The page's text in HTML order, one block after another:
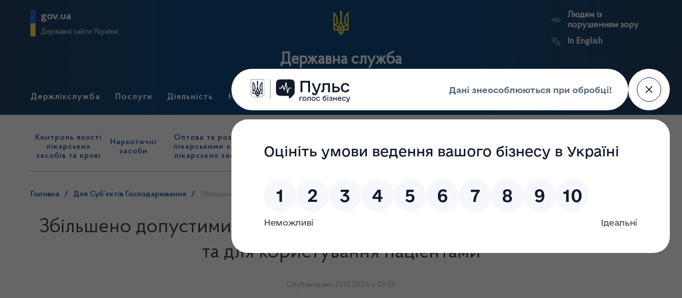
gov.ua
Державні сайти України
Державна служба
Людям із
порушенням зору
In English
Держлікслужба Послуги Діяльність Нормативні документи Для громадськості Прес-центр Пошук
Контроль якості
лікарських
засобів та крові
Наркотичні
засоби
Оптова та роздрібна торгівля
лікарськими засобами, імпорт
лікарських засобів (крім АФІ)
нагляд
(контроль)
засобів, крові та
сертифікація
нагляд
реєстри
портал
Держлікслужби
Головна / Для Суб’єктів Господарювання / Збільшено допустимий обсяг наркотичних препаратів у медзакладах та для користування пацієнтами
Збільшено допустимий обсяг наркотичних препаратів у медзакладах
та для користування пацієнтами
Опубліковано 22.01.2024 о 09:06